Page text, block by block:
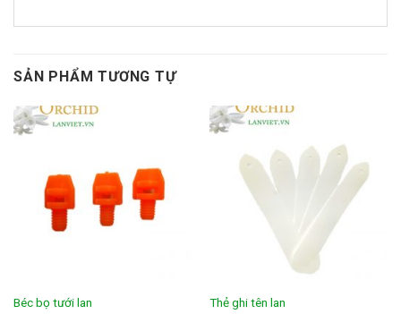
SẢN PHẨM TƯƠNG TỰ
Béc bọ tưới lan Thẻ ghi tên lan